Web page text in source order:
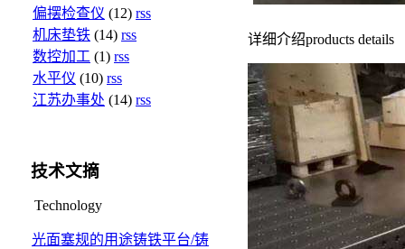
偏摆检查仪 (12) rss
机床垫铁 (14) rss
数控加工 (1) rss
水平仪 (10) rss
江苏办事处 (14) rss
技术文摘
Technology
光面塞规的用途铸铁平台/铸
详细介绍products details